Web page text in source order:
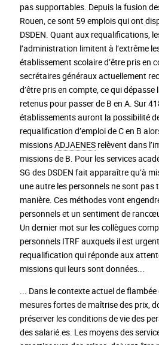
pas supportables. Depuis la fusion
Rouen, ce sont 59 emplois qui ont
DSDEN. Quant aux requalifications,
l’administration limitent à l’extrême
établissement scolaire d’être pris en
secrétaires généraux actuellement
d’être pris en compte, ce qui dépasse
retenus pour passer de B en A. Sur
établissements auront la possibilité
requalification d’emploi de C en B
missionsADJAENESrelèvent dans
missions de B. Pour les services
SG des DSDEN fait apparaître qu’à
une autre les personnels ne sont pas
manière. Ces méthodes vont
personnels et un sentiment de
Un dernier mot sur les collègues
personnels ITRF auxquels il est
requalification qui réponde aux
missions qui leurs sont données...
... Dans le contexte actuel de
mesures fortes de maîtrise des prix,
préserver les conditions de vie des
des salarié.es. Les moyens des